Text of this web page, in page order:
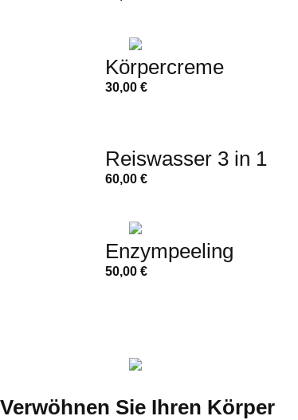
Körpercreme
30,00 €
Reiswasser 3 in 1
60,00 €
Enzympeeling
50,00 €
Verwöhnen Sie Ihren Körper